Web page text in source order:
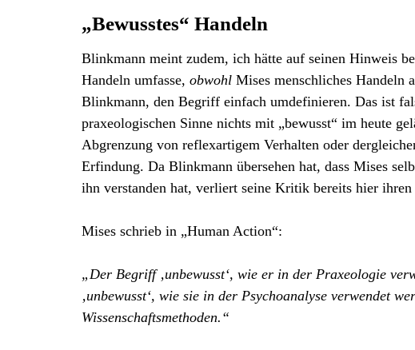
„Bewusstes“ Handeln
Blinkmann meint zudem, ich hätte auf seinen Hinweis
Handeln umfasse, obwohl Mises menschliches Handeln
Blinkmann, den Begriff einfach umdefinieren. Das ist
praxeologischen Sinne nichts mit „bewusst“ im heute
Abgrenzung von reflexartigem Verhalten oder
Erfindung. Da Blinkmann übersehen hat, dass Mises
ihn verstanden hat, verliert seine Kritik bereits hier ihren
Mises schrieb in „Human Action“:
„Der Begriff ‚unbewusst‘, wie er in der Praxeologie
‚unbewusst‘, wie sie in der Psychoanalyse verwendet
Wissenschaftsmethoden.“